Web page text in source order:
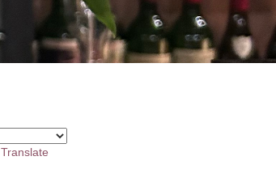
Translate